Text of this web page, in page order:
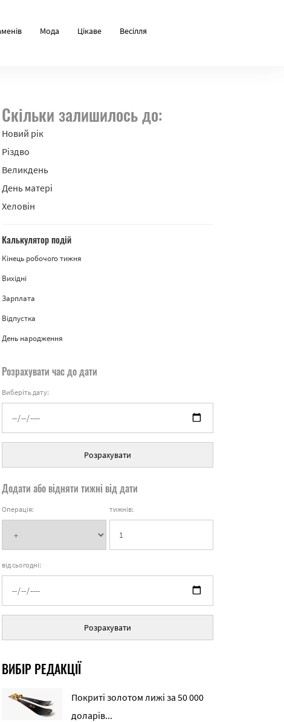
Мода Цікаве Весілля
Скільки залишилось до:
Новий рік
Різдво
Великдень
День матері
Хеловін
Калькулятор подій
Кінець робочого тижня
Вихідні
Зарплата
Відпустка
День народження
Розрахувати час до дати
Виберіть дату:
Розрахувати
Додати або відняти тижні від дати
Операція: тижнів:
від сьогодні:
Розрахувати
ВИБІР РЕДАКЦІЇ
Покриті золотом лижі за 50 000
доларів...